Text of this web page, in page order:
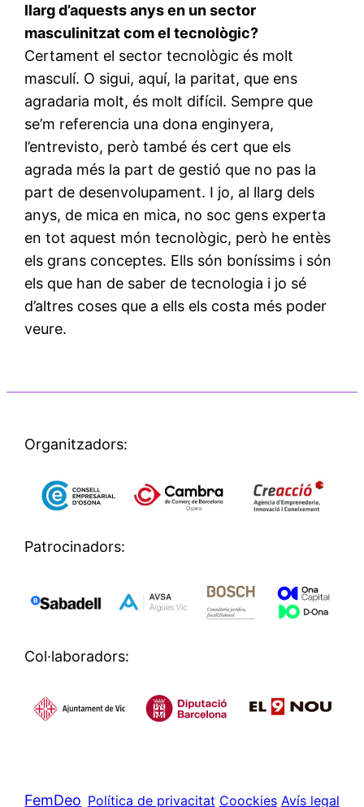
llarg d’aquests anys en un sector
masculinitzat com el tecnològic?
Certament el sector tecnològic és molt
masculí. O sigui, aquí, la paritat, que ens
agradaria molt, és molt difícil. Sempre que
se’m referencia una dona enginyera,
l’entrevisto, però també és cert que els
agrada més la part de gestió que no pas la
part de desenvolupament. I jo, al llarg dels
anys, de mica en mica, no soc gens experta
en tot aquest món tecnològic, però he entès
els grans conceptes. Ells són boníssims i són
els que han de saber de tecnologia i jo sé
d’altres coses que a ells els costa més poder
veure.
Organitzadors:
Patrocinadors:
Col·laboradors:
FemDeo Política de privacitat Coockies Avís legal